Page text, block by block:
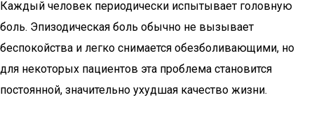
Каждый человек периодически испытывает головную
боль. Эпизодическая боль обычно не вызывает
беспокойства и легко снимается обезболивающими, но
для некоторых пациентов эта проблема становится
постоянной, значительно ухудшая качество жизни.